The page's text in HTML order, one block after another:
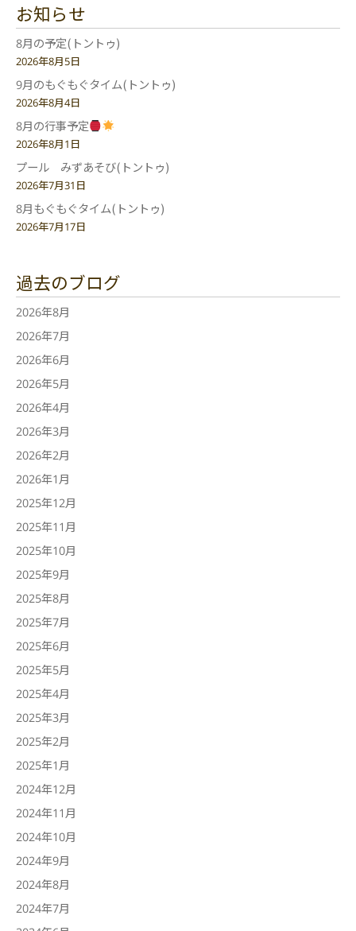
お知らせ
8月の予定(トントゥ)
2026年8月5日
9月のもぐもぐタイム(トントゥ)
2026年8月4日
8月の行事予定
2026年8月1日
プール みずあそび(トントゥ)
2026年7月31日
8月もぐもぐタイム(トントゥ)
2026年7月17日
過去のブログ
2026年8月
2026年7月
2026年6月
2026年5月
2026年4月
2026年3月
2026年2月
2026年1月
2025年12月
2025年11月
2025年10月
2025年9月
2025年8月
2025年7月
2025年6月
2025年5月
2025年4月
2025年3月
2025年2月
2025年1月
2024年12月
2024年11月
2024年10月
2024年9月
2024年8月
2024年7月